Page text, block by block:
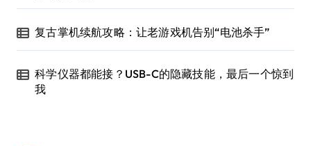
复古掌机续航攻略：让老游戏机告别“电池杀手”
科学仪器都能接？USB-C的隐藏技能，最后一个惊到
我